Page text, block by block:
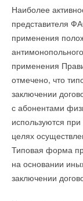
Наиболее
представителя
применения
применения
отмечено, что
заключении
с абонентами
используются
целях
Типовая форма
на основании
заключении
управление
вращения
сигнализацией
простой в
интерфейса
дополнительной
Устройство
обеспечивает
BTU (9,7 кВт) в
соединении.
кондиционера
мощности
Комментарии
В этой теме еще нет
Добавить
Ваше имя *
По словам
Пылева, сейчас
замене других
финансированием
средств мы
и Юбилейном», –
Читайте
→
Насосы
НОВОСТИ
→ Вандйорд -